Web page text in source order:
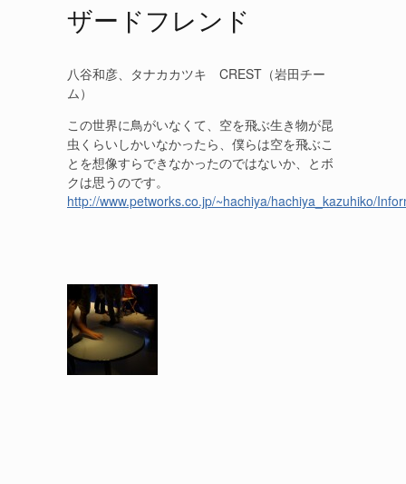
ザードフレンド
八谷和彦、タナカカツキ CREST（岩田チー
ム）
この世界に鳥がいなくて、空を飛ぶ生き物が昆
虫くらいしかいなかったら、僕らは空を飛ぶこ
とを想像すらできなかったのではないか、とボ
クは思うのです。
http://www.petworks.co.jp/~hachiya/hachiya_kazuhiko/